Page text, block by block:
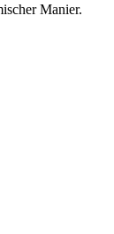
Manier.